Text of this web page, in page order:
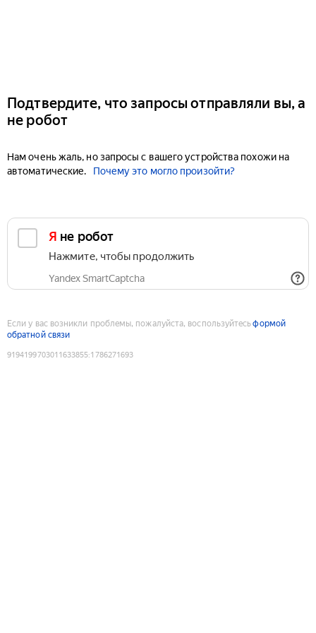
Подтвердите, что запросы отправляли вы, а
не робот
Нам очень жаль, но запросы с вашего устройства похожи на
автоматические.
Почему это могло произойти?
Я не робот
Нажмите, чтобы продолжить
Yandex SmartCaptcha
Если у вас возникли проблемы, пожалуйста, воспользуйтесьформой
обратной связи
9194199703011633855:1786271693